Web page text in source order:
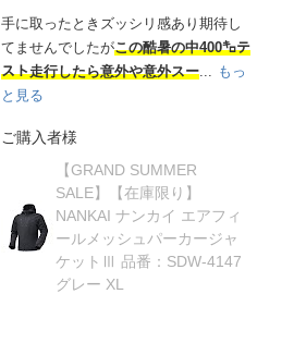
手に取ったときズッシリ感あり期待し
てませんでしたがこの酷暑の中400㌔テ
スト走行したら意外や意外スー
もっ
と見る
ご購入者様
【GRAND SUMMER
SALE】【在庫限り】
NANKAI ナンカイ エアフィ
ールメッシュパーカージャ
ケットⅢ 品番：SDW-4147
グレー XL